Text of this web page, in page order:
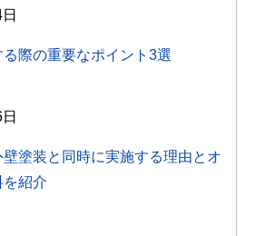
際の重要なポイント3選
壁塗装と同時に実施する理由とオ
を紹介